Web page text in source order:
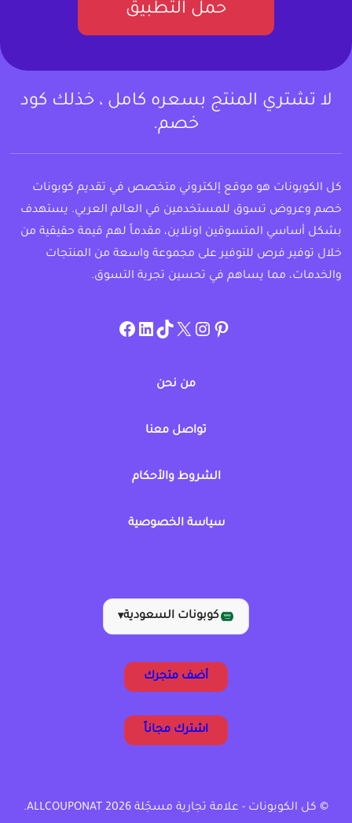
حمل التطبيق
لا تشتري المنتج بسعره كامل ، خذلك كود
خصم.
كل الكوبونات هو موقع إلكتروني متخصص في تقديم كوبونات
خصم وعروض تسوق للمستخدمين في العالم العربي. يستهدف
بشكل أساسي المتسوقين اونلاين، مقدماً لهم قيمة حقيقية من
خلال توفير فرص للتوفير على مجموعة واسعة من المنتجات
والخدمات، مما يساهم في تحسين تجربة التسوق.
pinterest
allcouponat
twitter
TikTok
linkedin
facebook
من نحن
تواصل معنا
الشروط والأحكام
سياسة الخصوصية
كوبونات السعودية▾
أضف متجرك
اشترك مجاناً
© كل الكوبونات - علامة تجارية مسجّلة ALLCOUPONAT 2026.